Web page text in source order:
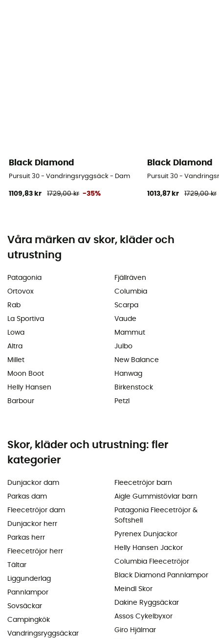
Black Diamond
Pursuit 30 - Vandringsryggsäck - Dam
1109,83 kr 1729,00 kr -35%
Black Diamond
Pursuit 30 -
1013,87 kr 1729,00 kr
Våra märken av skor, kläder och
utrustning
Patagonia
Ortovox
Rab
La Sportiva
Lowa
Altra
Millet
Moon Boot
Helly Hansen
Barbour
Fjällräven
Columbia
Scarpa
Vaude
Mammut
Julbo
New Balance
Hanwag
Birkenstock
Petzl
Skor, kläder och utrustning: fler
kategorier
Dunjackor dam
Parkas dam
Fleecetröjor dam
Dunjackor herr
Parkas herr
Fleecetröjor herr
Tältar
Liggunderlag
Pannlampor
Sovsäckar
Campingkök
Vandringsryggsäckar
Fleecetröjor barn
Aigle Gummistövlar barn
Patagonia Fleecetröjor &
Softshell
Pyrenex Dunjackor
Helly Hansen Jackor
Columbia Fleecetröjor
Black Diamond Pannlampor
Meindl Skor
Dakine Ryggsäckar
Assos Cykelbyxor
Giro Hjälmar